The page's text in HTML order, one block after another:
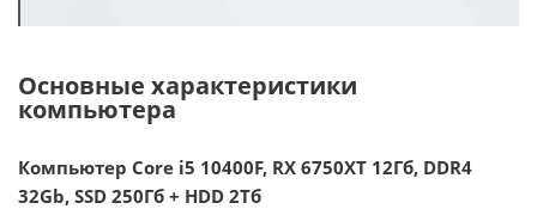
Основные характеристики
компьютера
Компьютер Core i5 10400F, RX 6750XT 12Гб, DDR4
32Gb, SSD 250Гб + HDD 2Тб